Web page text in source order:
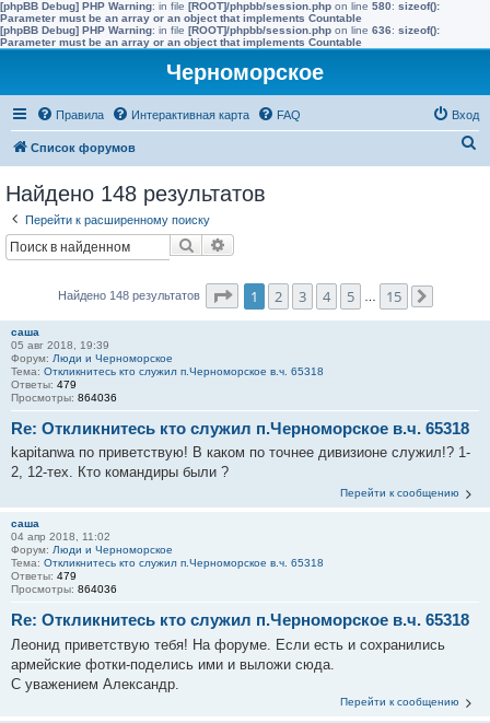
[phpBB Debug] PHP Warning: in file [ROOT]/phpbb/session.php on line 580: sizeof():
Parameter must be an array or an object that implements Countable
[phpBB Debug] PHP Warning: in file [ROOT]/phpbb/session.php on line 636: sizeof():
Parameter must be an array or an object that implements Countable
Черноморское
Правила Интерактивная карта FAQ Вход
Список форумов
Найдено 148 результатов
Перейти к расширенному поиску
Поиск
Найдено 148 результатов Страница1 из
1 2 3 4 5 15
саша
05 авг 2018, 19:39
Форум: Люди и Черноморское
Тема: Откликнитесь кто служил п.Черноморское в.ч. 65318
Ответы: 479
Просмотры: 864036
Re: Откликнитесь кто служил п.Черноморское в.ч. 65318
kapitanwa по приветствую! В каком по точнее дивизионе служил!? 1-
2, 12-тех. Кто командиры были ?
Перейти к сообщению
саша
04 апр 2018, 11:02
Форум: Люди и Черноморское
Тема: Откликнитесь кто служил п.Черноморское в.ч. 65318
Ответы: 479
Просмотры: 864036
Re: Откликнитесь кто служил п.Черноморское в.ч. 65318
Леонид приветствую тебя! На форуме. Если есть и сохранились
армейские фотки-поделись ими и выложи сюда.
С уважением Александр.
Перейти к сообщению